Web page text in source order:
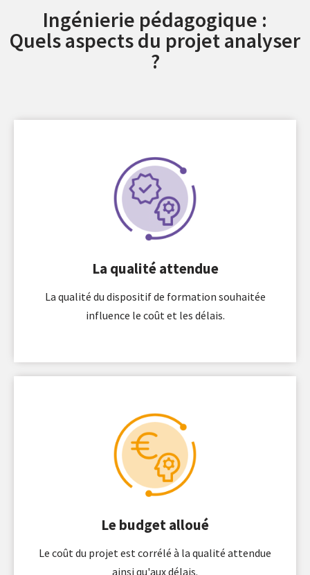
Ingénierie pédagogique :
Quels aspects du projet analyser
?
La qualité attendue
La qualité du dispositif de formation souhaitée
influence le coût et les délais.
Le budget alloué
Le coût du projet est corrélé à la qualité attendue
ainsi qu'aux délais.